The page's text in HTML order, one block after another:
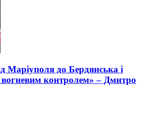
Маріуполя до Бердянська і
контролем» – Дмитро